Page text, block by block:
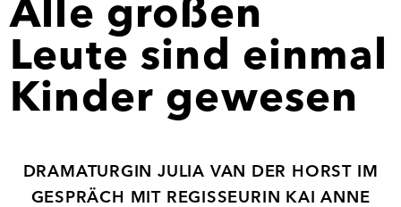
Alle großen
Leute sind einmal
Kinder gewesen
DRAMATURGIN JULIA VAN DER HORST IM
GESPRÄCH MIT REGISSEURIN KAI ANNE